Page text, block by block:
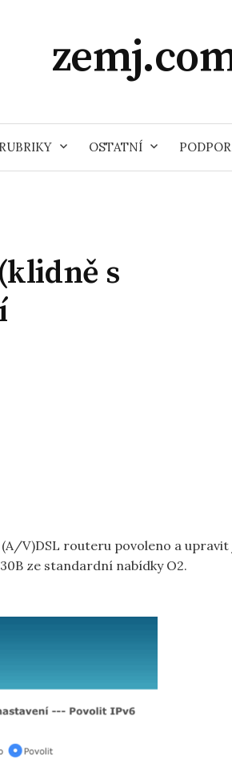
RUBRIKY OSTATNÍ
s
V)DSL routeru povoleno a upravit
ze standardní nabídky O2.